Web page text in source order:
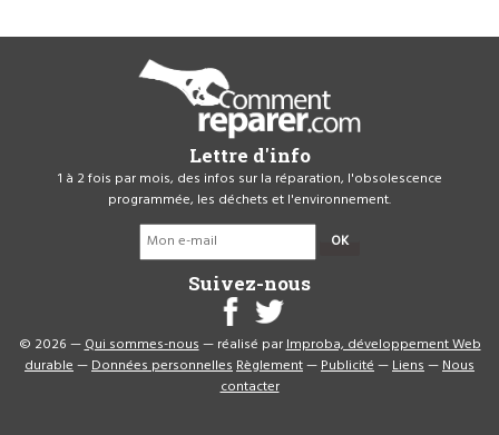
Lettre d'info
1 à 2 fois par mois, des infos sur la réparation, l'obsolescence
programmée, les déchets et l'environnement.
OK
Suivez-nous
© 2026 —Qui sommes-nous— réalisé parImproba, développement Web
durable—Données personnellesRèglement—Publicité—Liens—Nous
contacter